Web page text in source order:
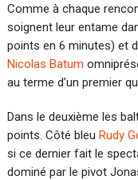
Comme à chaque
soignent leur entame
points en 6 minutes) et
Nicolas Batum
au terme d’un premier
Dans le deuxième les
points. Côté bleu Rudy
si ce dernier fait le
dominé par le pivot